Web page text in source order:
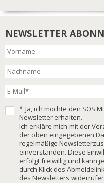
NEWSLETTER
* Ja, ich möchte den SOS
Newsletter erhalten.
Ich erkläre mich mit der
der oben eingegebenen
regelmäßige
einverstanden. Diese
erfolgt freiwillig und kann
durch Klick des
des Newsletters